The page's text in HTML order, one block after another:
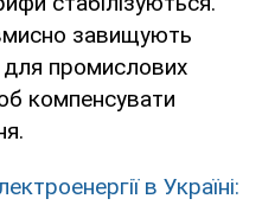
завищують
для промислових
компенсувати
в Україні: